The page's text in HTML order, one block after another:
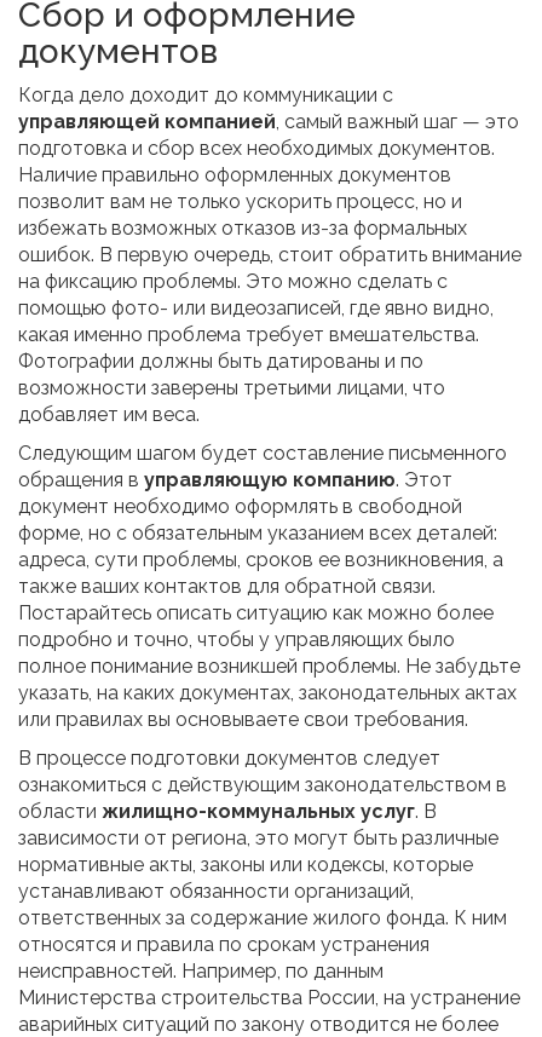
Сбор и оформление
документов
Когда дело доходит до коммуникации с
управляющей компанией, самый важный шаг — это
подготовка и сбор всех необходимых документов.
Наличие правильно оформленных документов
позволит вам не только ускорить процесс, но и
избежать возможных отказов из-за формальных
ошибок. В первую очередь, стоит обратить внимание
на фиксацию проблемы. Это можно сделать с
помощью фото- или видеозаписей, где явно видно,
какая именно проблема требует вмешательства.
Фотографии должны быть датированы и по
возможности заверены третьими лицами, что
добавляет им веса.
Следующим шагом будет составление письменного
обращения в управляющую компанию. Этот
документ необходимо оформлять в свободной
форме, но с обязательным указанием всех деталей:
адреса, сути проблемы, сроков ее возникновения, а
также ваших контактов для обратной связи.
Постарайтесь описать ситуацию как можно более
подробно и точно, чтобы у управляющих было
полное понимание возникшей проблемы. Не забудьте
указать, на каких документах, законодательных актах
или правилах вы основываете свои требования.
В процессе подготовки документов следует
ознакомиться с действующим законодательством в
области жилищно-коммунальных услуг. В
зависимости от региона, это могут быть различные
нормативные акты, законы или кодексы, которые
устанавливают обязанности организаций,
ответственных за содержание жилого фонда. К ним
относятся и правила по срокам устранения
неисправностей. Например, по данным
Министерства строительства России, на устранение
аварийных ситуаций по закону отводится не более